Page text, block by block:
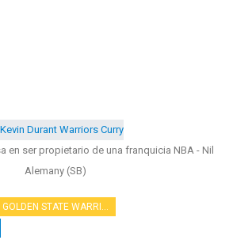
en ser propietario de una franquicia NBA - Nil
Alemany (SB)